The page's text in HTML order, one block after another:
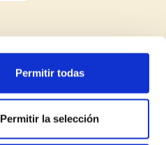
Permitir todas
Permitir la selección